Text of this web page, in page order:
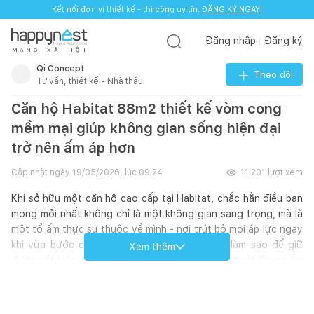
Kết nối đơn vị thiết kế - thi công uy tín. ĐĂNG KÝ NGAY!
M Ạ N G X Ã H Ộ I
Đăng nhập Đăng ký
Qi Concept
Tư vấn, thiết kế - Nhà thầu
Theo dõi
Căn hộ Habitat 88m2 thiết kế vòm cong
mềm mại giúp không gian sống hiện đại
trở nên ấm áp hơn
Cập nhật ngày 19/05/2026, lúc 09:24 11.201 lượt xem
Khi sở hữu một căn hộ cao cấp tại Habitat, chắc hẳn điều bạn
mong mỏi nhất không chỉ là một không gian sang trọng, mà là
một tổ ấm thực sự thuộc về mình - nơi trút bỏ mọi áp lực ngay
khi vừa bước chân qua bục cửa. Thế nhưng, làm sao để giữ
được nét hiện đại, thời thượng mà căn nhà vẫn toát lên sự ấm
Xem thêm